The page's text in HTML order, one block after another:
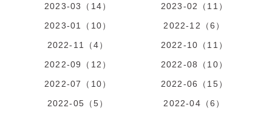
2023-03（14）
2023-02（11）
2023-01（10）
2022-12（6）
2022-11（4）
2022-10（11）
2022-09（12）
2022-08（10）
2022-07（10）
2022-06（15）
2022-05（5）
2022-04（6）